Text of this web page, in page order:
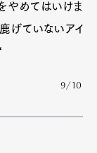
やめてはいけま
げていないアイ
9/10